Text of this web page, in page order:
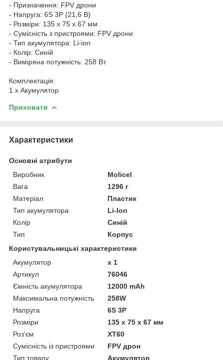
- Призначення: FPV дрони
- Напруга: 6S 3P (21,6 В)
- Розміри: 135 x 75 x 67 мм
- Сумісність з пристроями: FPV дрони
- Тип акумулятора: Li-ion
- Колір: Синій
- Виміряна потужність: 258 Вт
Комплектація:
1 x Акумулятор
Приховати
Характеристики
Основні атрибути
Виробник
Molicel
Вага
1296 г
Матеріал
Пластик
Тип акумулятора
Li-Ion
Колір
Синій
Тип
Корпус
Користувальницькі характеристики
Акумулятор
x 1
Артикул
76046
Ємність акумулятора
12000 mAh
Максимальна потужність
258W
Напруга
6S 3P
Розміри
135 x 75 x 67 мм
Роз'єм
XT60
Сумісність із пристроями
FPV дрон
Тип товару
Акумулятор